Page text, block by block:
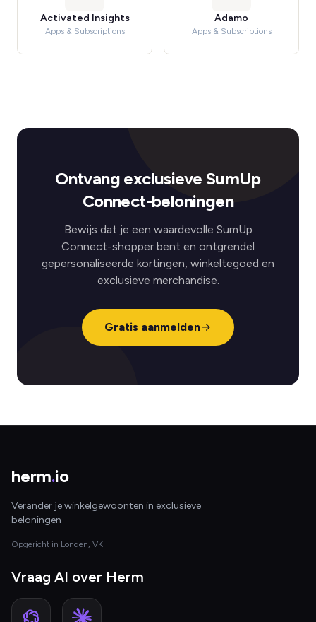
Activated Insights
Apps & Subscriptions
Adamo
Apps & Subscriptions
Ontvang exclusieve SumUp
Connect-beloningen
Bewijs dat je een waardevolle SumUp
Connect-shopper bent en ontgrendel
gepersonaliseerde kortingen, winkeltegoed en
exclusieve merchandise.
Gratis aanmelden
herm.io
Verander je winkelgewoonten in exclusieve
beloningen
Opgericht in Londen, VK
Vraag AI over Herm